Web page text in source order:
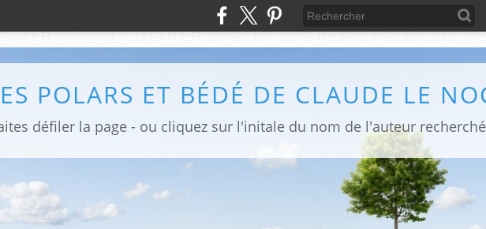
défiler la page - ou cliquez sur l'initale du nom de l'auteur recherché